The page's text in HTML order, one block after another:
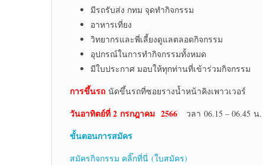
มีรถรับส่ง กทม จุดทำกิจกรรม
อาหารเที่ยง
วิทยากรและพี่เลี้ยงดูแลตลอดกิจกรรม
อุปกรณ์ในการทำกิจกรรมทั้งหมด
มีใบประกาศ มอบให้ทุกท่านที่เข้าร่วมกิจกรรม
การขึ้นรถ นัดขึ้นรถที่ซอยรางน้ำหน้าคิงเพาวเวอร์
วันอาทิตย์ที่ 2 กรกฎาคม 2566 วลา 06.15 – 06.45 น.
ขั้นตอนการสมัคร
สมัครกิจกรรม คลิ๊กที่นี่ (ใบสมัคร)